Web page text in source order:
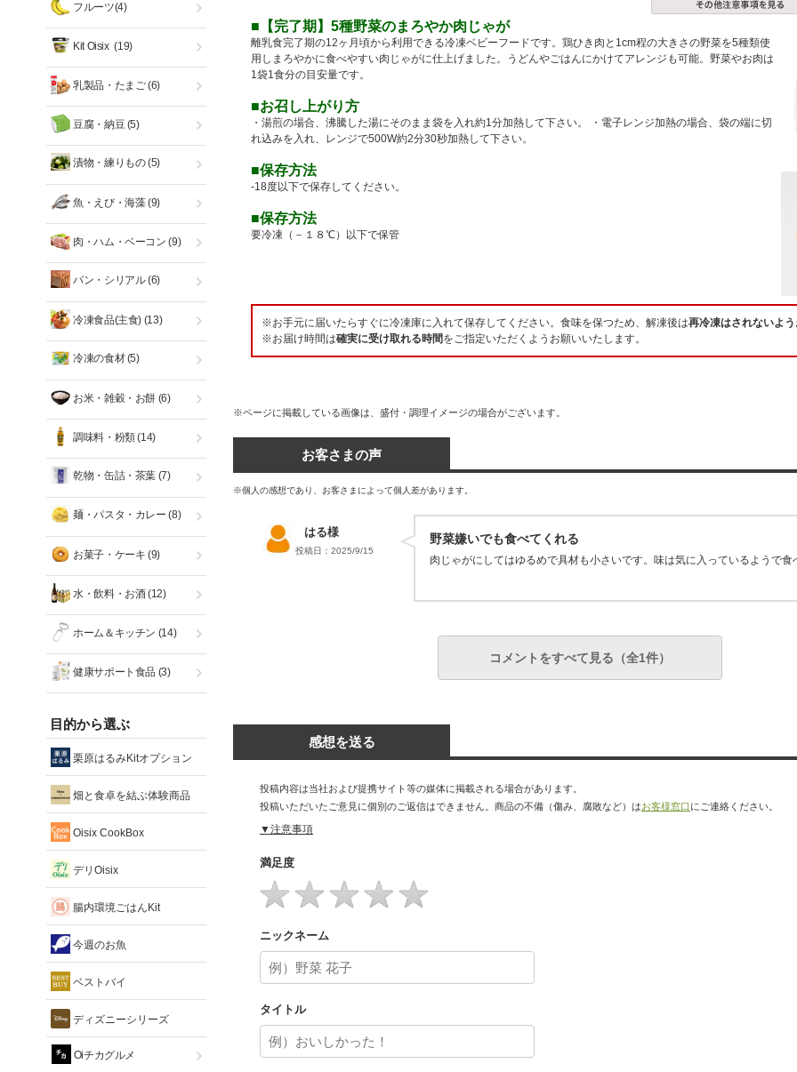
■【完了期】5種野菜のまろやか肉じゃが
離乳食完了期の12ヶ月頃から利用できる冷凍ベビーフードです。鶏ひき肉と1cm程の大きさの野菜を5種類使
用しまろやかに食べやすい肉じゃがに仕上げました。うどんやごはんにかけてアレンジも可能。野菜やお肉は
1袋1食分の目安量です。
■お召し上がり方
・湯煎の場合、沸騰した湯にそのまま袋を入れ約1分加熱して下さい。 ・電子レンジ加熱の場合、袋の端に切
れ込みを入れ、レンジで500W約2分30秒加熱して下さい。
■保存方法
-18度以下で保存してください。
■保存方法
要冷凍（－１８℃）以下で保管
※お手元に届いたらすぐに冷凍庫に入れて保存してください。食味を保つため、解凍後は再冷凍はされないよう
※お届け時間は確実に受け取れる時間をご指定いただくようお願いいたします。
※ページに掲載している画像は、盛付・調理イメージの場合がございます。
お客さまの声
※個人の感想であり、お客さまによって個人差があります。
はる様
投稿日：2025/9/15
野菜嫌いでも食べてくれる
肉じゃがにしてはゆるめで具材も小さいです。味は気に入っているようで食
コメントをすべて見る（全1件）
感想を送る
投稿内容は当社および提携サイト等の媒体に掲載される場合があります。
投稿いただいたご意見に個別のご返信はできません。商品の不備（傷み、腐敗など）はお客様窓口 にご連絡ください。
▼注意事項
満足度
ニックネーム
タイトル
フルーツ(4)
Kit Oisix (19)
乳製品・たまご(6)
豆腐・納豆(5)
漬物・練りもの(5)
魚・えび・海藻(9)
肉・ハム・ベーコン (9)
パン・シリアル(6)
冷凍食品(主食) (13)
冷凍の食材(5)
お米・雑穀・お餅 (6)
調味料・粉類(14)
乾物・缶詰・茶葉 (7)
麺・パスタ・カレー (8)
お菓子・ケーキ (9)
水・飲料・お酒(12)
ホーム＆キッチン (14)
健康サポート食品 (3)
目的から選ぶ
栗原はるみKitオプション
畑と食卓を結ぶ体験商品
Oisix CookBox
デリOisix
腸内環境ごはんKit
今週のお魚
ベストバイ
ディズニーシリーズ
Oiチカグルメ